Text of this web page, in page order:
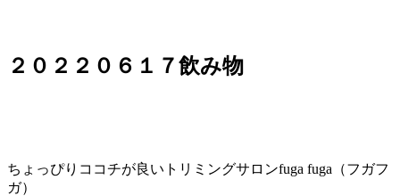
２０２２０６１７飲み物
ちょっぴりココチが良いトリミングサロンfuga fuga（フガフ
ガ）